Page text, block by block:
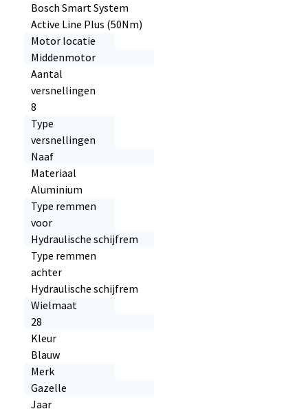
Bosch Smart System
Active Line Plus (50Nm)
Motor locatie
Middenmotor
Aantal
versnellingen
8
Type
versnellingen
Naaf
Materiaal
Aluminium
Type remmen
voor
Hydraulische schijfrem
Type remmen
achter
Hydraulische schijfrem
Wielmaat
28
Kleur
Blauw
Merk
Gazelle
Jaar